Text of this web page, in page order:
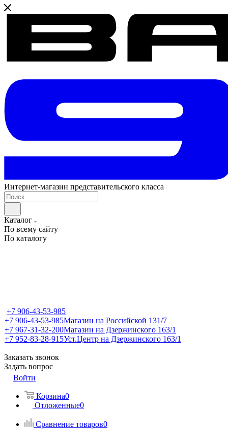
Интернет-магазин представительского класса
Каталог
По всему сайту
По каталогу
+7 906-43-53-985
+7 906-43-53-985Магазин на Российской 131/7
+7 967-31-32-200Магазин на Дзержинского 163/1
+7 952-83-28-915Уст.Центр на Дзержинского 163/1
Заказать звонок
Задать вопрос
Войти
Корзина0
Отложенные0
Сравнение товаров0